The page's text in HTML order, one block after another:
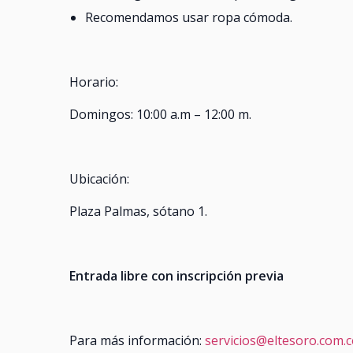
Recomendamos usar ropa cómoda.
Horario:
Domingos: 10:00 a.m – 12:00 m.
Ubicación:
Plaza Palmas, sótano 1.
Entrada libre con inscripción previa
Para más información: